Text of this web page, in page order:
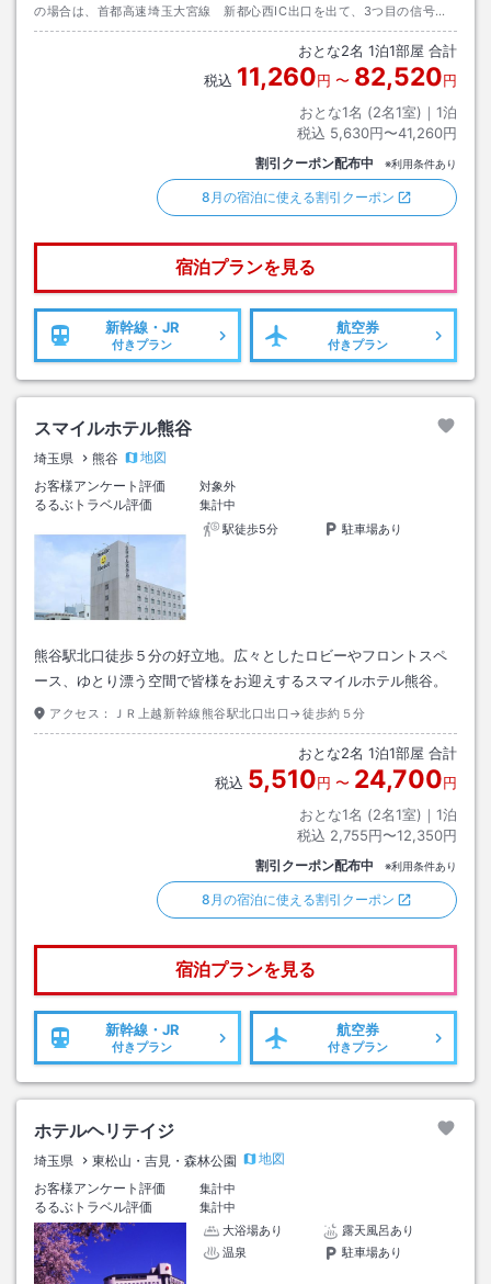
の場合は、首都高速埼玉大宮線 新都心西IC出口を出て、3つ目の信号を
大宮駅方面へ約3分。駐車場は数に限りがあります。要事前予約
おとな2名 1泊1部屋 合計
税込 11,260円 〜 82,520円
おとな1名 (2名1室)｜ 1泊
税込 5,630円〜41,260円
割引クーポン配布中 ※利用条件あり
8月の宿泊に使える割引クーポン
宿泊プランを見る
新幹線・JR
付きプラン
航空券
付きプラン
スマイルホテル熊谷
埼玉県 熊谷
地図
お客様アンケート評価
対象外
るるぶトラベル評価
集計中
駅徒歩5分
駐車場あり
熊谷駅北口徒歩５分の好立地。広々としたロビーやフロントスペ
ース、ゆとり漂う空間で皆様をお迎えするスマイルホテル熊谷。
アクセス： ＪＲ上越新幹線熊谷駅北口出口→徒歩約５分
おとな2名 1泊1部屋 合計
税込 5,510円 〜 24,700円
おとな1名 (2名1室)｜ 1泊
税込 2,755円〜12,350円
割引クーポン配布中 ※利用条件あり
8月の宿泊に使える割引クーポン
宿泊プランを見る
新幹線・JR
付きプラン
航空券
付きプラン
ホテルヘリテイジ
埼玉県 東松山・吉見・森林公園
地図
お客様アンケート評価
集計中
るるぶトラベル評価
集計中
大浴場あり
露天風呂あり
温泉
駐車場あり